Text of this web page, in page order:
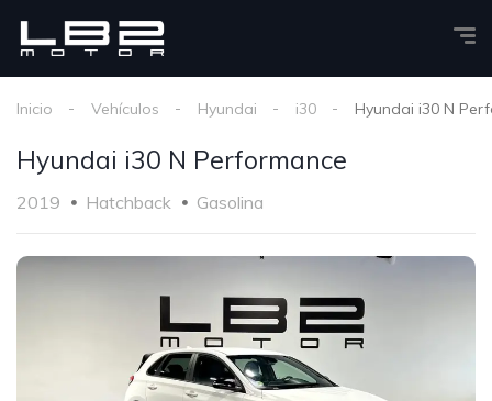
Inicio Vehículos Hyundai i30 Hyundai i30 N
Hyundai i30 N Performance
2019 Hatchback Gasolina